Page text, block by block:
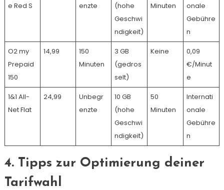
e Red S
enzte
(hohe
Geschwi
ndigkeit)
Minuten
onale
Gebühre
n
O2 my
Prepaid
150
14,99
150
Minuten
3 GB
(gedros
selt)
Keine
0,09
€/Minut
e
1&1 All-
Net Flat
24,99
Unbegr
enzte
10 GB
(hohe
Geschwi
ndigkeit)
50
Minuten
Internati
onale
Gebühre
n
4. Tipps zur Optimierung deiner
Tarifwahl